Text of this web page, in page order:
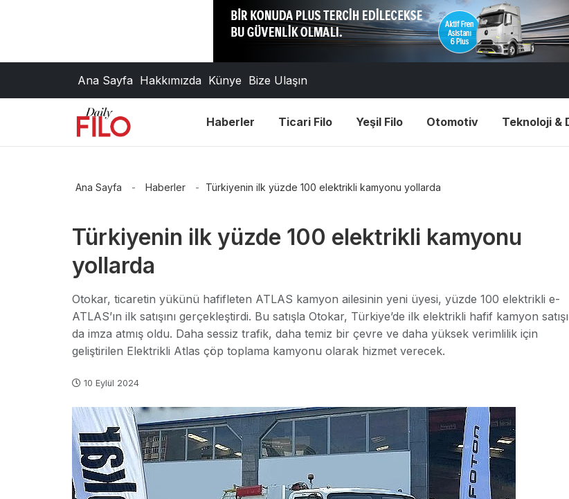
Ana Sayfa Hakkımızda Künye Bize Ulaşın
Haberler Ticari Filo Yeşil Filo Otomotiv Teknoloji &
Ana Sayfa - Haberler - Türkiyenin ilk yüzde 100 elektrikli kamyonu yollarda
Türkiyenin ilk yüzde 100 elektrikli kamyonu
yollarda
Otokar, ticaretin yükünü hafifleten ATLAS kamyon ailesinin yeni üyesi, yüzde 100 elektrikli e-
ATLAS’ın ilk satışını gerçekleştirdi. Bu satışla Otokar, Türkiye’de ilk elektrikli hafif kamyon
da imza atmış oldu. Daha sessiz trafik, daha temiz bir çevre ve daha yüksek verimlilik için
geliştirilen Elektrikli Atlas çöp toplama kamyonu olarak hizmet verecek.
10 Eylül 2024